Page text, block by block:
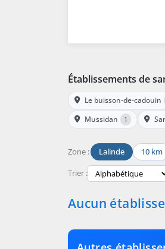
Établissements de
Le buisson-de-cadouin
Mussidan 1
Zone : Lalinde 10 km
Trier :
Aucun